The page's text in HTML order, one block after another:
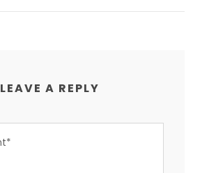
LEAVE A REPLY